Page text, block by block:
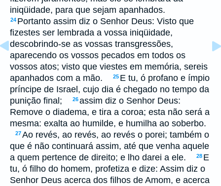
iniqüidade, para que sejam apanhados.
24 Portanto assim diz o Senhor Deus: Visto que
fizestes ser lembrada a vossa iniqüidade,
descobrindo-se as vossas transgressões,
aparecendo os vossos pecados em todos os
vossos atos; visto que viestes em memória, sereis
apanhados com a mão.
25 E tu, ó profano e ímpio
príncipe de Israel, cujo dia é chegado no tempo da
punição final;
26assim diz o Senhor Deus:
Remove o diadema, e tira a coroa; esta não será a
mesma: exalta ao humilde, e humilha ao soberbo.
27Ao revés, ao revés, ao revés o porei; também o
que é não continuará assim, até que venha aquele
a quem pertence de direito; e lho darei a ele.
28 E
tu, ó filho do homem, profetiza e dize: Assim diz o
Senhor Deus acerca dos filhos de Amom, e acerca